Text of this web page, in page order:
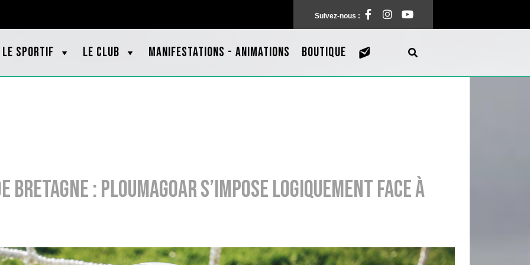
Suivez-nous :
FacebookInstagramPinterest
LE SPORTIF LE CLUB MANIFESTATIONS - ANIMATIONS BOUTIQUE
Bretagne : Ploumagoar s’impose logiquement face à